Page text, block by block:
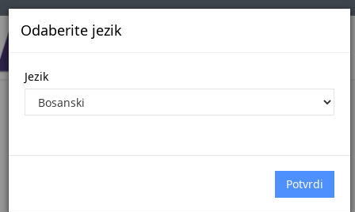
Odaberite jezik
Jezik
USTAVNI SUSTAV I USTAVNI USTROJ
HERCEGOVINI - 4. izmijenjeno i